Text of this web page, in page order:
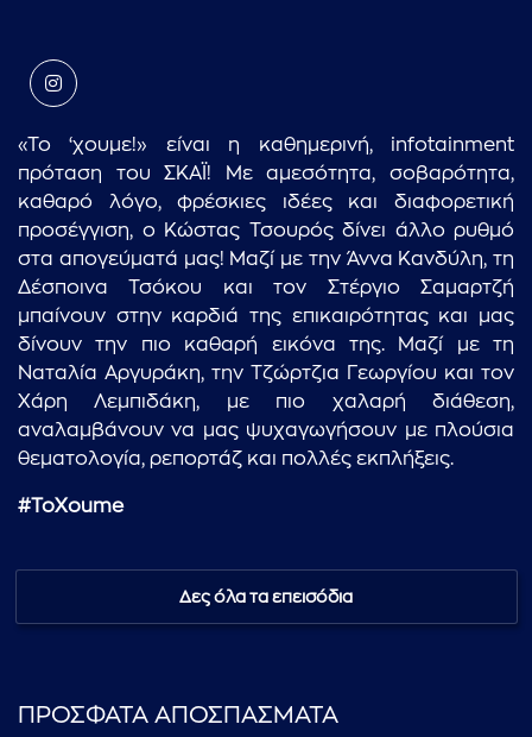
«Το ‘χουμε!» είναι η καθημερινή, infotainment
πρόταση του ΣΚΑΪ! Με αμεσότητα, σοβαρότητα,
καθαρό λόγο, φρέσκιες ιδέες και διαφορετική
προσέγγιση, ο Κώστας Τσουρός δίνει άλλο ρυθμό
στα απογεύματά μας! Μαζί με την Άννα Κανδύλη, τη
Δέσποινα Τσόκου και τον Στέργιο Σαμαρτζή
μπαίνουν στην καρδιά της επικαιρότητας και μας
δίνουν την πιο καθαρή εικόνα της. Μαζί με τη
Ναταλία Αργυράκη, την Τζώρτζια Γεωργίου και τον
Χάρη Λεμπιδάκη, με πιο χαλαρή διάθεση,
αναλαμβάνουν να μας ψυχαγωγήσουν με πλούσια
θεματολογία, ρεπορτάζ και πολλές εκπλήξεις.
#ToXoume
Δες όλα τα επεισόδια
ΠΡΟΣΦΑΤΑ ΑΠΟΣΠΑΣΜΑΤΑ